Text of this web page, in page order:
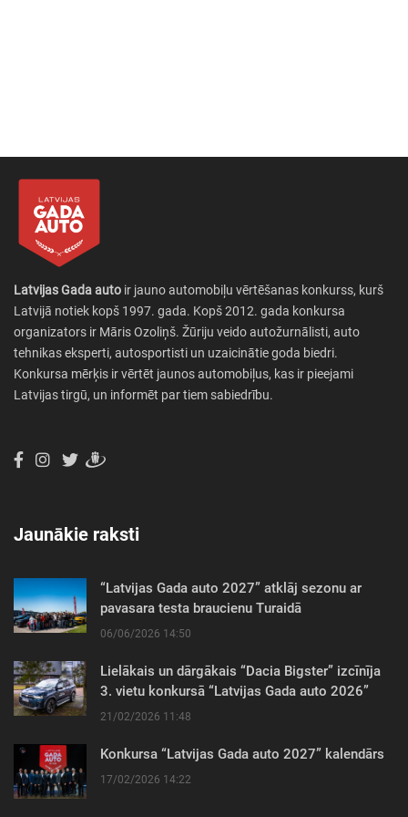
Latvijas Gada auto ir jauno automobiļu vērtēšanas konkurss, kurš
Latvijā notiek kopš 1997. gada. Kopš 2012. gada konkursa
organizators ir Māris Ozoliņš. Žūriju veido autožurnālisti, auto
tehnikas eksperti, autosportisti un uzaicinātie goda biedri.
Konkursa mērķis ir vērtēt jaunos automobiļus, kas ir pieejami
Latvijas tirgū, un informēt par tiem sabiedrību.
Jaunākie raksti
“Latvijas Gada auto 2027” atklāj sezonu ar
pavasara testa braucienu Turaidā
06/06/2026 14:50
Lielākais un dārgākais “Dacia Bigster” izcīnīja
3. vietu konkursā “Latvijas Gada auto 2026”
21/02/2026 11:48
Konkursa “Latvijas Gada auto 2027” kalendārs
17/02/2026 14:22